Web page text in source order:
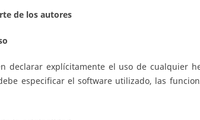
de los autores
declarar explícitamente el uso de cualquier
especificar el software utilizado, las